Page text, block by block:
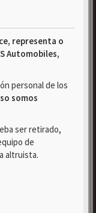
representa o
Automobiles,
personal de los
somos
ser retirado,
de
altruista.